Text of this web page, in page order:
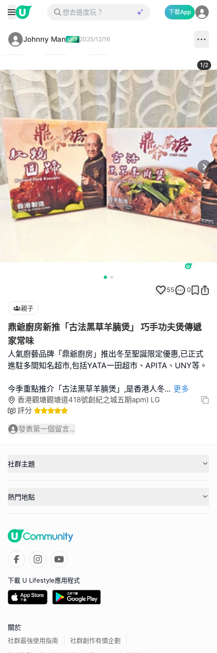
下載App
Johnny Man 2025/12/16
1/2
55 0
親子
鼎爺廚房新推「古法黑草羊腩煲」 巧手功夫煲傳遞
家常味
人氣廚藝品牌「鼎爺廚房」推出冬至聖誕限定優惠,已正式
進駐多間知名超市,包括YATA一田超市、APITA、UNY等。
今季重點推介「古法黑草羊腩煲」,是香港人冬... 更多
香港觀塘觀塘道418號創紀之城五期apm) LG
評分
發表第一個留言...
社群主題
熱門地點
下載 U Lifestyle應用程式
關於
社群最強使用指南
社群創作有價企劃